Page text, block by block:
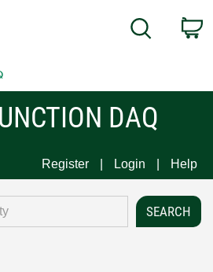
Search
DAQ
Register Login Help